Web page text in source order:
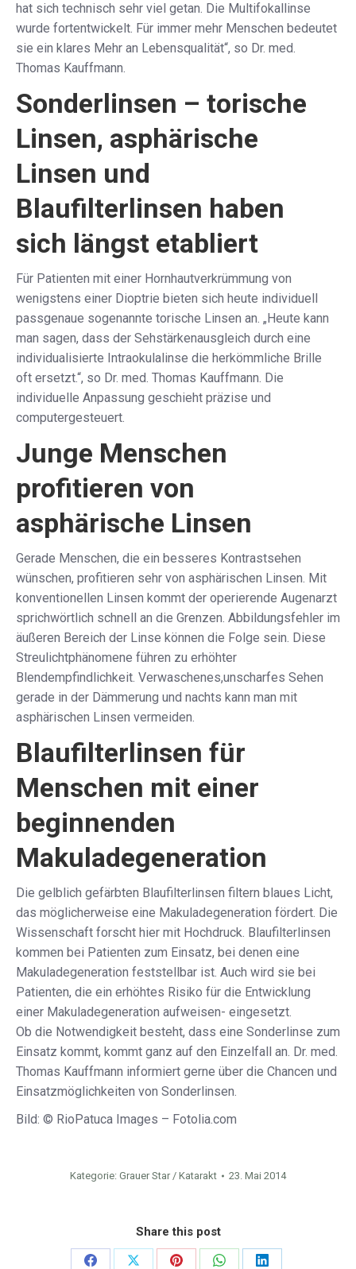
hat sich technisch sehr viel getan. Die Multifokallinse
wurde fortentwickelt. Für immer mehr Menschen bedeutet
sie ein klares Mehr an Lebensqualität“, so Dr. med.
Thomas Kauffmann.
Sonderlinsen – torische
Linsen, asphärische
Linsen und
Blaufilterlinsen haben
sich längst etabliert
Für Patienten mit einer Hornhautverkrümmung von
wenigstens einer Dioptrie bieten sich heute individuell
passgenaue sogenannte torische Linsen an. „Heute kann
man sagen, dass der Sehstärkenausgleich durch eine
individualisierte Intraokulalinse die herkömmliche Brille
oft ersetzt.“, so Dr. med. Thomas Kauffmann. Die
individuelle Anpassung geschieht präzise und
computergesteuert.
Junge Menschen
profitieren von
asphärische Linsen
Gerade Menschen, die ein besseres Kontrastsehen
wünschen, profitieren sehr von asphärischen Linsen. Mit
konventionellen Linsen kommt der operierende Augenarzt
sprichwörtlich schnell an die Grenzen. Abbildungsfehler im
äußeren Bereich der Linse können die Folge sein. Diese
Streulichtphänomene führen zu erhöhter
Blendempfindlichkeit. Verwaschenes,unscharfes Sehen
gerade in der Dämmerung und nachts kann man mit
asphärischen Linsen vermeiden.
Blaufilterlinsen für
Menschen mit einer
beginnenden
Makuladegeneration
Die gelblich gefärbten Blaufilterlinsen filtern blaues Licht,
das möglicherweise eine Makuladegeneration fördert. Die
Wissenschaft forscht hier mit Hochdruck. Blaufilterlinsen
kommen bei Patienten zum Einsatz, bei denen eine
Makuladegeneration feststellbar ist. Auch wird sie bei
Patienten, die ein erhöhtes Risiko für die Entwicklung
einer Makuladegeneration aufweisen- eingesetzt.
Ob die Notwendigkeit besteht, dass eine Sonderlinse zum
Einsatz kommt, kommt ganz auf den Einzelfall an. Dr. med.
Thomas Kauffmann informiert gerne über die Chancen und
Einsatzmöglichkeiten von Sonderlinsen.
Bild: © RioPatuca Images – Fotolia.com
Kategorie: Grauer Star / Katarakt 23. Mai 2014
Share this post